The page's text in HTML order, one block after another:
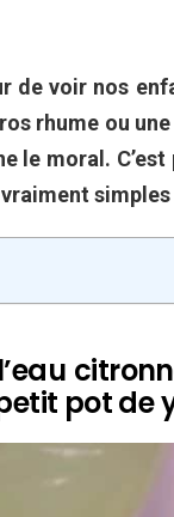
de voir nos
rhume ou
le moral.
pot de